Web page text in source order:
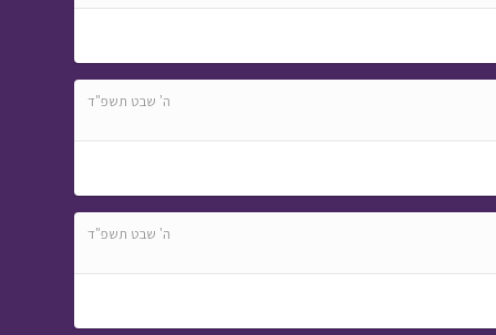
ה' שבט תשפ"ד
ה' שבט תשפ"ד